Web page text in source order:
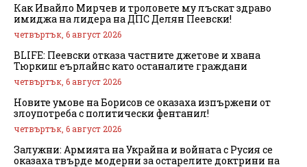
Как Ивайло Мирчев и троловете му лъскат здраво
имиджа на лидера на ДПС Делян Пеевски!
четвъртък, 6 август 2026
BLIFE: Пеевски отказа частните джетове и хвана
Тюркиш еърлайнс като останалите граждани
четвъртък, 6 август 2026
Новите умове на Борисов се оказаха изпържени от
злоупотреба с политически фентанил!
четвъртък, 6 август 2026
Залужни: Армията на Украйна и войната с Русия се
оказаха твърде модерни за остарелите доктрини на